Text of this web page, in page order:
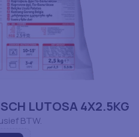
LUTOSA 4X2.5KG
BTW.